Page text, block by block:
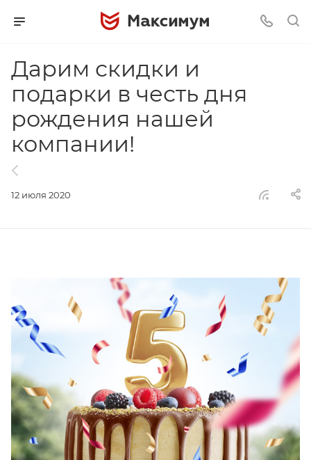
Дарим скидки и
подарки в честь дня
рождения нашей
компании!
12 июля 2020